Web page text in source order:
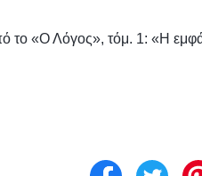
το «Ο Λόγος», τόμ. 1: «Η